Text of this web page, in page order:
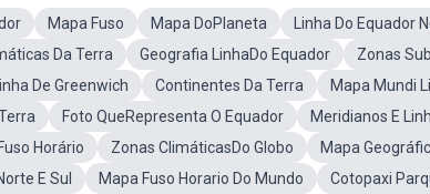
Mapa Fuso Mapa DoPlaneta Linha Do Equador
Da Terra
Geografia LinhaDo Equador Zonas
Linha De Greenwich Continentes Da Terra Mapa Mundi
Foto QueRepresenta O Equador Meridianos E
Horário
Zonas ClimáticasDo Globo Mapa
E Sul
Mapa Fuso Horario Do Mundo Cotopaxi